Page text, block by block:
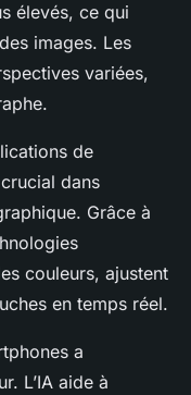
élevés, ce qui
images. Les
variées,
de
dans
Grâce à
couleurs, ajustent
en temps réel.
a
L’IA aide à